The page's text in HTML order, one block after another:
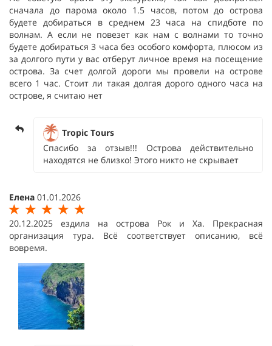
сначала до парома около 1.5 часов, потом до острова
будете добираться в среднем 23 часа на спидботе по
волнам. А если не повезет как нам с волнами то точно
будете добираться 3 часа без особого комфорта, плюсом из
за долгого пути у вас отберут личное время на посещение
острова. За счет долгой дороги мы провели на острове
всего 1 час. Стоит ли такая долгая дорого одного часа на
острове, я считаю нет
Tropic Tours
Спасибо за отзыв!!! Острова действительно
находятся не близко! Этого никто не скрывает
Елена 01.01.2026
20.12.2025 ездила на острова Рок и Ха. Прекрасная
организация тура. Всё соответствует описанию, всё
вовремя.